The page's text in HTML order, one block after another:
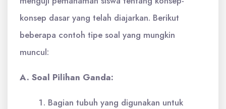
konsep dasar yang telah diajarkan. Berikut
beberapa contoh tipe soal yang mungkin
muncul:
A. Soal Pilihan Ganda:
Bagian tubuh yang digunakan untuk